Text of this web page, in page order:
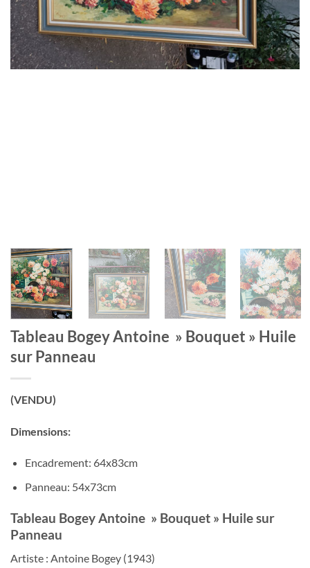
Tableau Bogey Antoine » Bouquet » Huile
sur Panneau
(VENDU)
Dimensions:
Encadrement: 64x83cm
Panneau: 54x73cm
Tableau Bogey Antoine » Bouquet » Huile sur
Panneau
Artiste : Antoine Bogey (1943)